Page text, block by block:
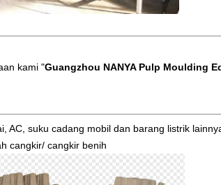
kami "Guangzhou NANYA Pulp Moulding
AC, suku cadang mobil dan barang listrik
cangkir/ cangkir benih